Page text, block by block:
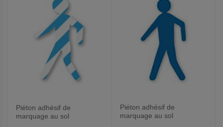
Piéton adhésif de
marquage au sol
Piéton adhésif de
marquage au sol